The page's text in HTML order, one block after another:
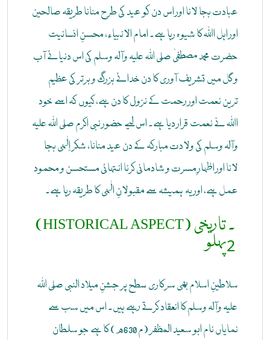
عبادت بجا لانا اور اس دن کو عید کی طرح منانا طریقہ صالحین
اور اہل اﷲ کا شیوہ رہا ہے۔ امام الانبیاء، محسنِ انسانیت
حضرت محمد مصطفیٰ صلی اللہ علیہ وآلہ وسلم کی اس دنیائے آب
و گل میں تشریف آوری کا دن خدائے بزرگ و برتر کی عظیم
ترین نعمت اور رحمت کے نزول کا دن ہے، کیوں کہ اسے خود
اﷲ نے نعمت قرار دیا ہے۔ اس لیے حضور نبی اکرم صلی اللہ علیہ
وآلہ وسلم کی ولادت مبارکہ کے دن عید منانا، شکر اِلٰہی بجا
لانا اور اظہارِ مسرت و شادمانی کرنا انتہائی مستحسن و محمود
عمل ہے، اور یہ ہمیشہ سے مقبولانِ الٰہی کا طریقہ رہا ہے۔
(HISTORICAL ASPECT) ۔ تاریخی
پہلو2
سلاطینِ اسلام بھی سرکاری سطح پر جشنِ میلاد النبی صلی اللہ
علیہ وآلہ وسلم کا انعقاد کرتے رہے ہیں۔ اس میں سب سے
نمایاں نام ابو سعید المظفر (م 630ھ) کا ہے جو سلطان